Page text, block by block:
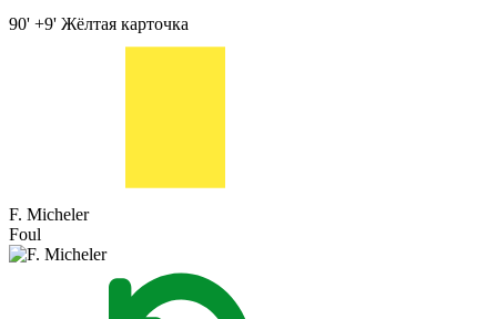
90' +9' Жёлтая карточка
F. Micheler
Foul